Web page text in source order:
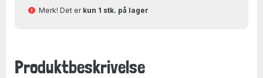
Merk! Det er kun 1 stk. på lager
Produktbeskrivelse